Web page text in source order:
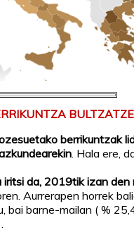
berrikuntzak
. Hala ere,
da, 2019tik izan den
Aurrerapen horrek
bai barne-mailan ( %